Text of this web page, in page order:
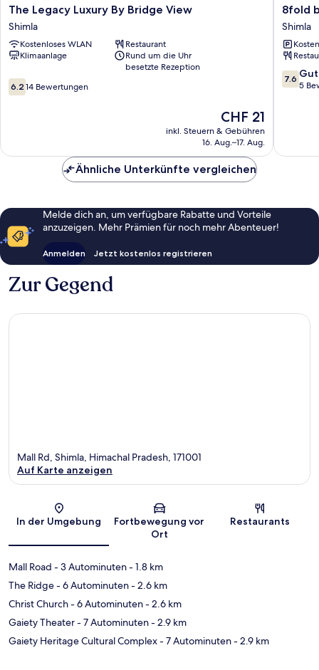
The
Legacy
Luxury
By
Bridge
Shimla
The Legacy Luxury By Bridge View
Shimla
Kostenloses WLAN
Restaurant
Klimaanlage
Rund um die Uhr
besetzte Rezeption
6.2
von
6.2 14 Bewertungen
Der
Preis
beträgt
CHF 21
inkl. Steuern & Gebühren
16. Aug.–17. Aug.
8fold
by
LaRiSa
Shimla
8fold
Shimla
7.6
von
7.6 Gut
5
Ähnliche Unterkünfte vergleichen
Melde dich an, um verfügbare Rabatte und Vorteile
anzuzeigen. Mehr Prämien für noch mehr Abenteuer!
Anmelden Jetzt kostenlos registrieren
Zur Gegend
Karte
Mall Rd, Shimla, Himachal Pradesh, 171001
Auf Karte anzeigen
In der Umgebung
Fortbewegung vor
Ort
Restaurants
Mall Road - 3 Autominuten- 1.8 km
The Ridge- 6 Autominuten- 2.6 km
Christ Church- 6 Autominuten- 2.6 km
Gaiety Theater- 7 Autominuten- 2.9 km
Gaiety Heritage Cultural Complex- 7 Autominuten- 2.9 km